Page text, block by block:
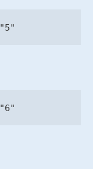
"5"
"6"